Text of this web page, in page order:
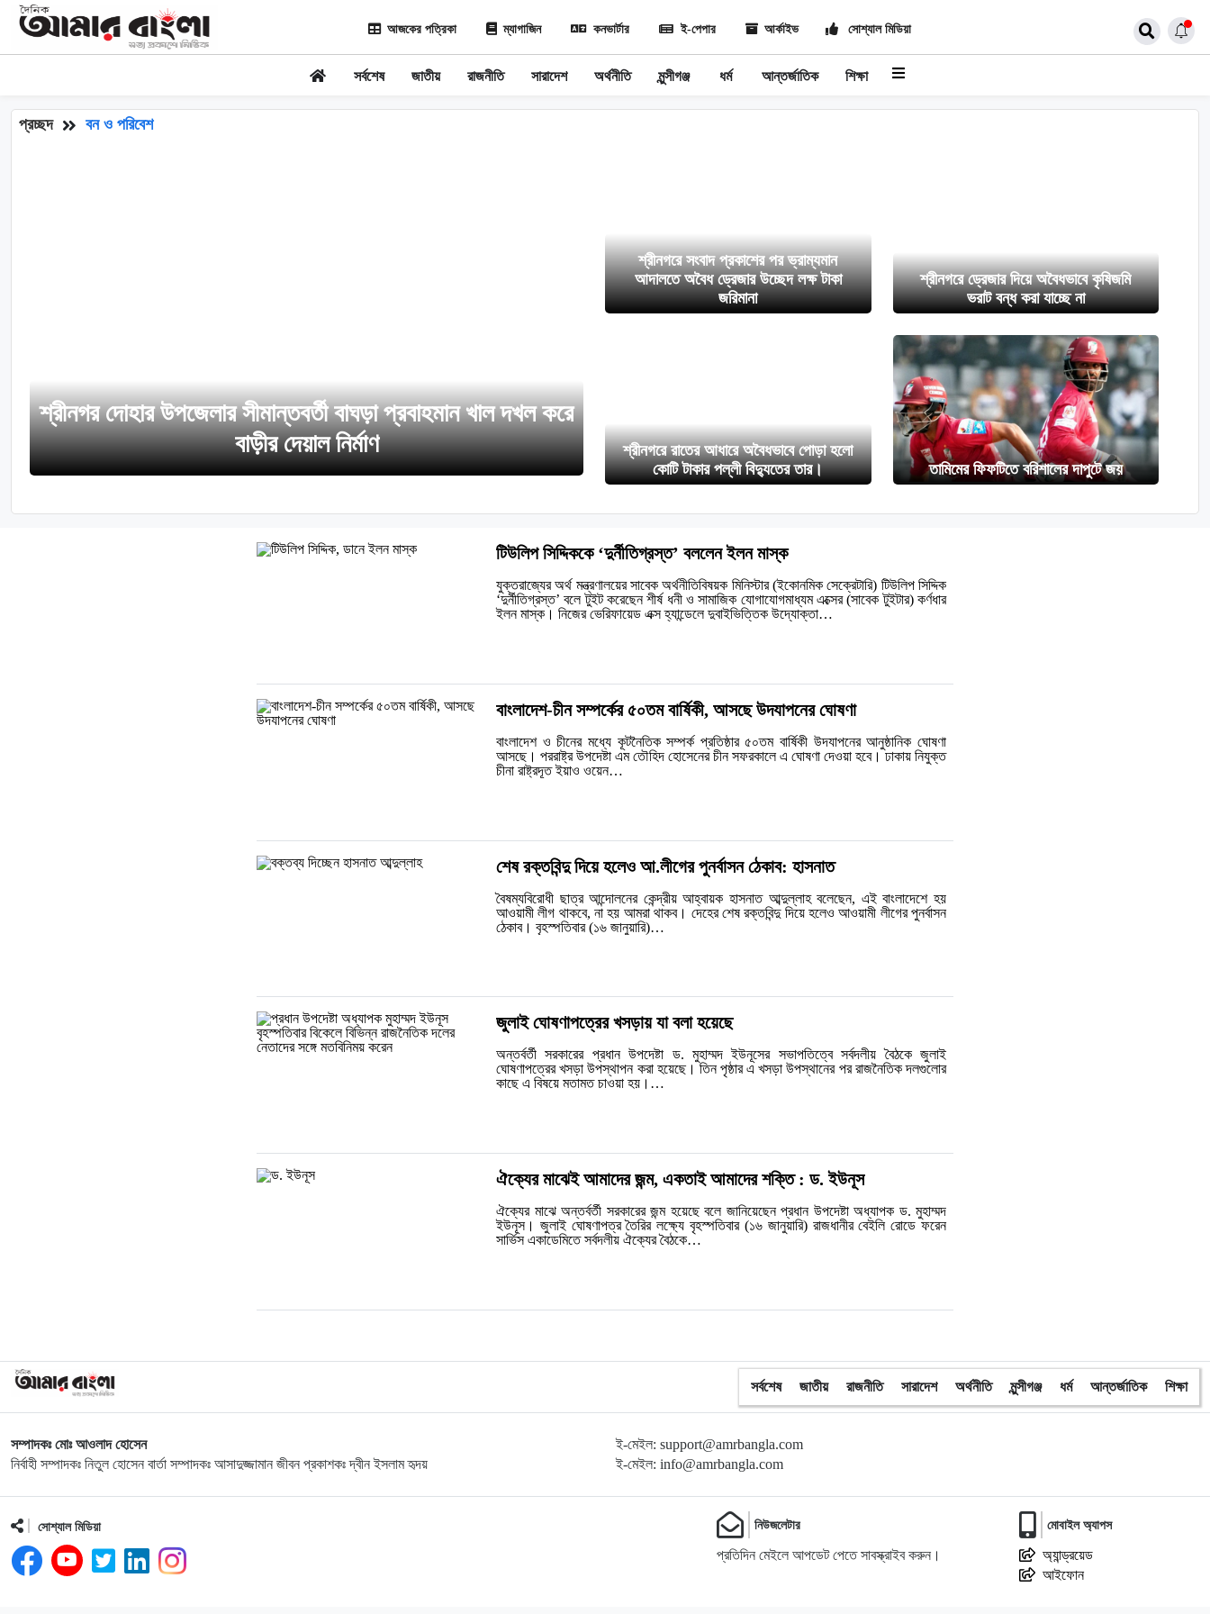
আজকের পত্রিকা ম্যাগাজিন কনভার্টার ই-পেপার আর্কাইভ সোশ্যাল মিডিয়া
সর্বশেষ জাতীয় রাজনীতি সারাদেশ অর্থনীতি মুন্সীগঞ্জ ধর্ম আন্তর্জাতিক শিক্ষা
প্রচ্ছদ বন ও পরিবেশ
শ্রীনগর দোহার উপজেলার সীমান্তবর্তী বাঘড়া প্রবাহমান খাল দখল করে
বাড়ীর দেয়াল নির্মাণ
শ্রীনগরে সংবাদ প্রকাশের পর ভ্রাম্যমান
আদালতে অবৈধ ড্রেজার উচ্ছেদ লক্ষ টাকা
জরিমানা
শ্রীনগরে ড্রেজার দিয়ে অবৈধভাবে কৃষিজমি
ভরাট বন্ধ করা যাচ্ছে না
শ্রীনগরে রাতের আধারে অবৈধভাবে পোড়া হলো
কোটি টাকার পল্লী বিদ্যুতের তার।
তামিমের ফিফটিতে বরিশালের দাপুটে জয়
টিউলিপ সিদ্দিককে ‘দুর্নীতিগ্রস্ত’ বললেন ইলন মাস্ক
যুক্তরাজ্যের অর্থ মন্ত্রণালয়ের সাবেক অর্থনীতিবিষয়ক মিনিস্টার (ইকোনমিক সেক্রেটারি) টিউলিপ সিদ্দিক
‘দুর্নীতিগ্রস্ত’ বলে টুইট করেছেন শীর্ষ ধনী ও সামাজিক যোগাযোগমাধ্যম এক্সের (সাবেক টুইটার) কর্ণধার
ইলন মাস্ক। নিজের ভেরিফায়েড এক্স হ্যান্ডেলে দুবাইভিত্তিক উদ্যোক্তা…
বাংলাদেশ-চীন সম্পর্কের ৫০তম বার্ষিকী, আসছে উদযাপনের ঘোষণা
বাংলাদেশ ও চীনের মধ্যে কূটনৈতিক সম্পর্ক প্রতিষ্ঠার ৫০তম বার্ষিকী উদযাপনের আনুষ্ঠানিক ঘোষণা
আসছে। পররাষ্ট্র উপদেষ্টা এম তৌহিদ হোসেনের চীন সফরকালে এ ঘোষণা দেওয়া হবে। ঢাকায় নিযুক্ত
চীনা রাষ্ট্রদূত ইয়াও ওয়েন…
শেষ রক্তবিন্দু দিয়ে হলেও আ.লীগের পুনর্বাসন ঠেকাব: হাসনাত
বৈষম্যবিরোধী ছাত্র আন্দোলনের কেন্দ্রীয় আহ্বায়ক হাসনাত আব্দুল্লাহ বলেছেন, এই বাংলাদেশে হয়
আওয়ামী লীগ থাকবে, না হয় আমরা থাকব। দেহের শেষ রক্তবিন্দু দিয়ে হলেও আওয়ামী লীগের পুনর্বাসন
ঠেকাব। বৃহস্পতিবার (১৬ জানুয়ারি)…
জুলাই ঘোষণাপত্রের খসড়ায় যা বলা হয়েছে
অন্তর্বর্তী সরকারের প্রধান উপদেষ্টা ড. মুহাম্মদ ইউনূসের সভাপতিত্বে সর্বদলীয় বৈঠকে জুলাই
ঘোষণাপত্রের খসড়া উপস্থাপন করা হয়েছে। তিন পৃষ্ঠার এ খসড়া উপস্থানের পর রাজনৈতিক দলগুলোর
কাছে এ বিষয়ে মতামত চাওয়া হয়।…
ঐক্যের মাঝেই আমাদের জন্ম, একতাই আমাদের শক্তি : ড. ইউনূস
ঐক্যের মাঝে অন্তর্বর্তী সরকারের জন্ম হয়েছে বলে জানিয়েছেন প্রধান উপদেষ্টা অধ্যাপক ড. মুহাম্মদ
ইউনূস। জুলাই ঘোষণাপত্র তৈরির লক্ষ্যে বৃহস্পতিবার (১৬ জানুয়ারি) রাজধানীর বেইলি রোডে ফরেন
সার্ভিস একাডেমিতে সর্বদলীয় ঐক্যের বৈঠকে…
সর্বশেষ জাতীয় রাজনীতি সারাদেশ অর্থনীতি মুন্সীগঞ্জ ধর্ম আন্তর্জাতিক শিক্ষা
সম্পাদকঃ মোঃ আওলাদ হোসেন
নির্বাহী সম্পাদকঃ নিতুল হোসেন বার্তা সম্পাদকঃ আসাদুজ্জামান জীবন প্রকাশকঃ দ্বীন ইসলাম হৃদয়
ই-মেইল: support@amrbangla.com
ই-মেইল: info@amrbangla.com
সোশ্যাল মিডিয়া নিউজলেটার
প্রতিদিন মেইলে আপডেট পেতে সাবস্ক্রাইব করুন।
মোবাইল অ্যাপস
অ্যান্ড্রয়েড
আইফোন